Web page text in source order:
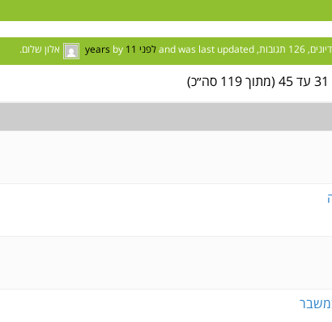
לפני 11 years by אלון שלום.